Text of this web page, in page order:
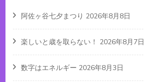
阿佐ヶ谷七夕まつり 2026年8月8日
楽しいと歳を取らない！ 2026年8月7日
数字はエネルギー 2026年8月3日